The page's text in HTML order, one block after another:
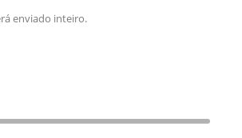
enviado inteiro.